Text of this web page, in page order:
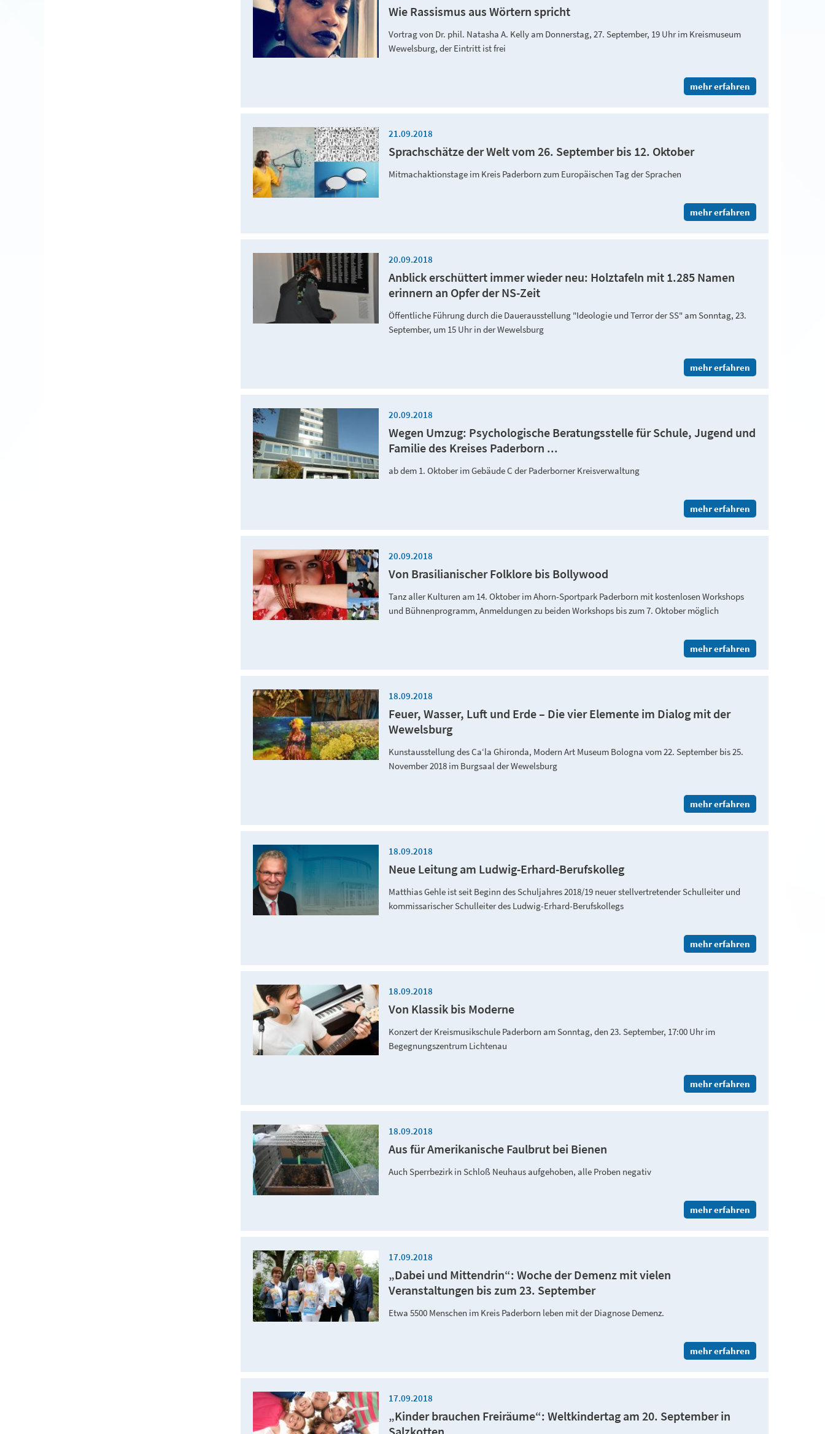
Wie Rassismus aus Wörtern spricht
Vortrag von Dr. phil. Natasha A. Kelly am Donnerstag, 27. September, 19 Uhr im Kreismuseum
Wewelsburg, der Eintritt ist frei
mehr erfahren
21.09.2018
Sprachschätze der Welt vom 26. September bis 12. Oktober
Mitmachaktionstage im Kreis Paderborn zum Europäischen Tag der Sprachen
mehr erfahren
20.09.2018
Anblick erschüttert immer wieder neu: Holztafeln mit 1.285 Namen
erinnern an Opfer der NS-Zeit
Öffentliche Führung durch die Dauerausstellung "Ideologie und Terror der SS" am Sonntag, 23.
September, um 15 Uhr in der Wewelsburg
mehr erfahren
20.09.2018
Wegen Umzug: Psychologische Beratungsstelle für Schule, Jugend und
Familie des Kreises Paderborn ...
ab dem 1. Oktober im Gebäude C der Paderborner Kreisverwaltung
mehr erfahren
20.09.2018
Von Brasilianischer Folklore bis Bollywood
Tanz aller Kulturen am 14. Oktober im Ahorn-Sportpark Paderborn mit kostenlosen Workshops
und Bühnenprogramm, Anmeldungen zu beiden Workshops bis zum 7. Oktober möglich
mehr erfahren
18.09.2018
Feuer, Wasser, Luft und Erde – Die vier Elemente im Dialog mit der
Wewelsburg
Kunstausstellung des Ca‘la Ghironda, Modern Art Museum Bologna vom 22. September bis 25.
November 2018 im Burgsaal der Wewelsburg
mehr erfahren
18.09.2018
Neue Leitung am Ludwig-Erhard-Berufskolleg
Matthias Gehle ist seit Beginn des Schuljahres 2018/19 neuer stellvertretender Schulleiter und
kommissarischer Schulleiter des Ludwig-Erhard-Berufskollegs
mehr erfahren
18.09.2018
Von Klassik bis Moderne
Konzert der Kreismusikschule Paderborn am Sonntag, den 23. September, 17:00 Uhr im
Begegnungszentrum Lichtenau
mehr erfahren
18.09.2018
Aus für Amerikanische Faulbrut bei Bienen
Auch Sperrbezirk in Schloß Neuhaus aufgehoben, alle Proben negativ
mehr erfahren
17.09.2018
„Dabei und Mittendrin“: Woche der Demenz mit vielen
Veranstaltungen bis zum 23. September
Etwa 5500 Menschen im Kreis Paderborn leben mit der Diagnose Demenz.
mehr erfahren
17.09.2018
„Kinder brauchen Freiräume“: Weltkindertag am 20. September in